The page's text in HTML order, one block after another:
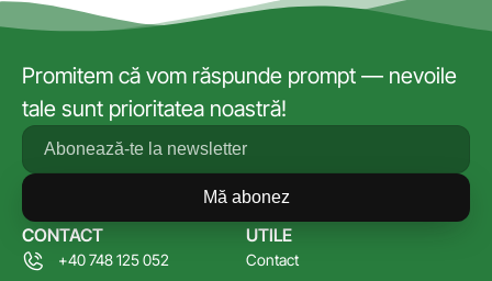
Promitem că vom răspunde prompt — nevoile
tale sunt prioritatea noastră!
Mă abonez
UTILE
Contact
CONTACT
+40 748 125 052